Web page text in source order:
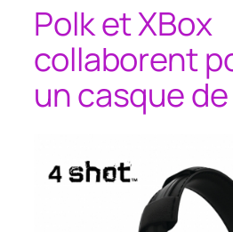
Polk et XBox
collaborent
un casque